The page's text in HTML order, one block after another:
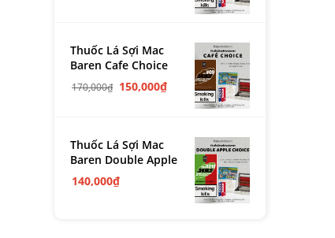
Thuốc Lá Sợi Mac
Baren Cafe Choice
170,000₫ 150,000₫
Thuốc Lá Sợi Mac
Baren Double Apple
140,000₫